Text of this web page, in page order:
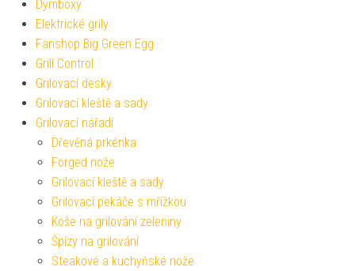
Dymboxy
Elektrické grily
Fanshop Big Green Egg
Grill Control
Grilovací desky
Grilovací kleště a sady
Grilovací nářadí
Dřevěná prkénka
Forged nože
Grilovací kleště a sady
Grilovací pekáče s mřížkou
Koše na grilování zeleniny
Špízy na grilování
Steakové a kuchyňské nože